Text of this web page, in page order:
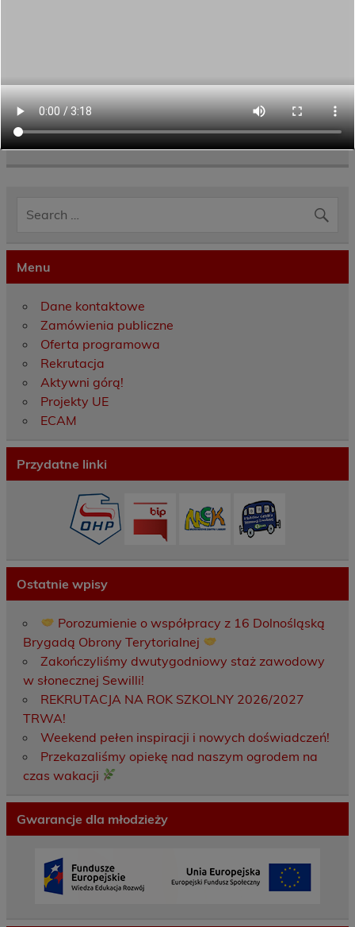
Category:Aktualności
Menu
Dane kontaktowe
Zamówienia publiczne
Oferta programowa
Rekrutacja
Aktywni górą!
Projekty UE
ECAM
Przydatne linki
Ostatnie wpisy
Porozumienie o współpracy z 16 Dolnośląską
Brygadą Obrony Terytorialnej
Zakończyliśmy dwutygodniowy staż zawodowy
w słonecznej Sewilli!
REKRUTACJA NA ROK SZKOLNY 2026/2027
TRWA!
Weekend pełen inspiracji i nowych doświadczeń!
Przekazaliśmy opiekę nad naszym ogrodem na
czas wakacji
Gwarancje dla młodzieży